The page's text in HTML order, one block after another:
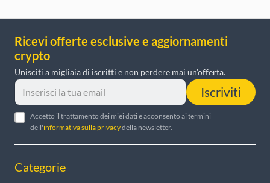
Ricevi offerte esclusive e aggiornamenti
crypto
Unisciti a migliaia di iscritti e non perdere mai un'offerta.
Iscriviti
Accetto il trattamento dei miei dati e acconsento ai termini
dell'informativa sulla privacydella newsletter.
Categorie